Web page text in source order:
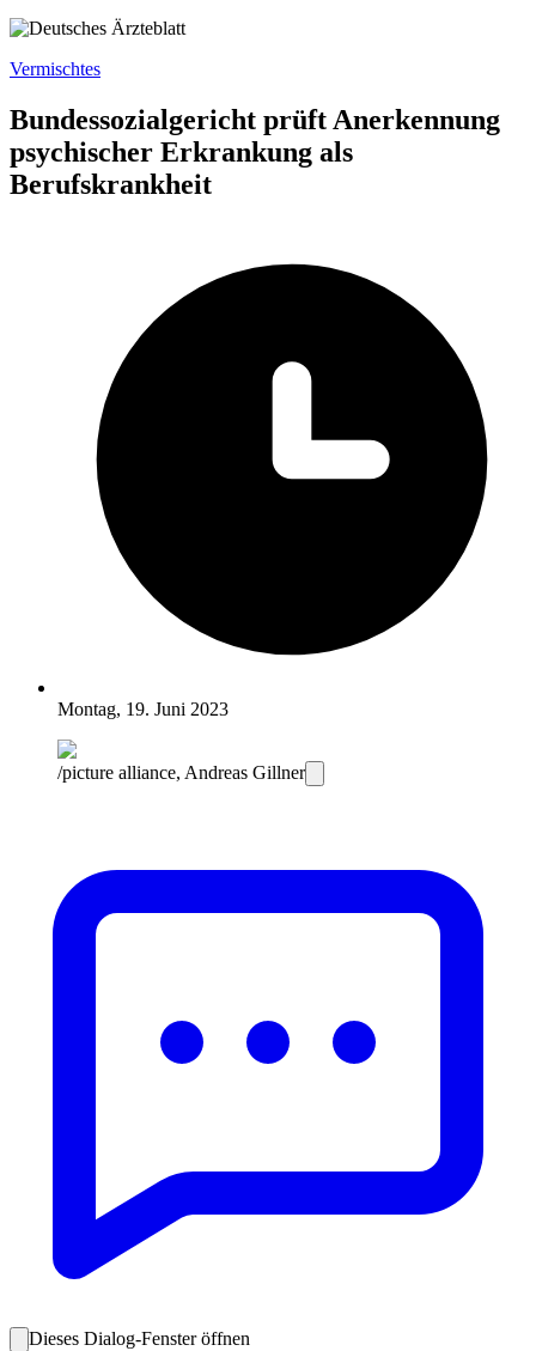
Vermischtes
Bundessozialgericht prüft Anerkennung
psychischer Erkrankung als
Berufskrankheit
Montag, 19. Juni 2023
/picture alliance, Andreas Gillner
Dieses Dialog-Fenster öffnen